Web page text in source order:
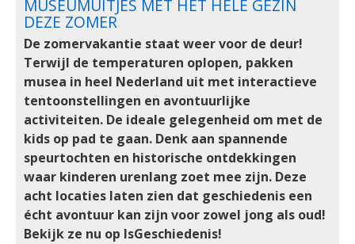
OPNIEUW EEN GROOTS
ROMEINENFESTIVAL
Op zaterdag 29 en zondag 30 augustus vormen
het Gallo-Romeins Museum in Tongeren
(België, 20 km. van Maastricht) en de
omliggende pleinen opnieuw het decor van een
groots Romeinenfestival.
MUSEUMUITJES MET HET HELE GEZIN
DEZE ZOMER
De zomervakantie staat weer voor de deur!
Terwijl de temperaturen oplopen, pakken
musea in heel Nederland uit met interactieve
tentoonstellingen en avontuurlijke
activiteiten. De ideale gelegenheid om met de
kids op pad te gaan. Denk aan spannende
speurtochten en historische ontdekkingen
waar kinderen urenlang zoet mee zijn. Deze
acht locaties laten zien dat geschiedenis een
écht avontuur kan zijn voor zowel jong als oud!
Bekijk ze nu op IsGeschiedenis!
ORANJEROUTE MAGAZINE VOL
HISTORISCHE ONTDEKKINGEN
Van koninklijke Pruisische grandeur in Potsdam tot
een sensationele archeologische Oranje-vondst in
Wernigerode.
DRENTS MUSEUM DEELS
TERUGGEVONDEN
De in 2025 uit het Drents Museum geroofde
Roemeense goudschat is deels terecht. Het OM
bevestigt dat de iconische gouden helm en twee
armbanden zijn gevonden. Maar om welke
topstukken ging het precies en wat is hun
archeologische waarde?
GROTE?
De naam van Alexander de Grote roept beelden
op van onoverwinnelijke legers, gigantische
rijken en een erfenis die de wereld veranderde.
Toch is het lot van zijn lichaam een van de
meest fascinerende en onopgeloste raadsels
uit de geschiedenis. Ondanks eeuwen van
speurwerk en archeologische opgravingen
blijft de laatste rustplaats van de grootste
veroveraar aller tijden een mysterie.